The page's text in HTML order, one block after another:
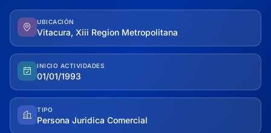
UBICACIÓN
Vitacura, Xiii Region Metropolitana
INICIO ACTIVIDADES
01/01/1993
TIPO
Persona Juridica Comercial